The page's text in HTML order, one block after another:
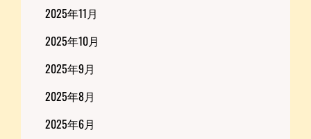
2025年11月
2025年10月
2025年9月
2025年8月
2025年6月